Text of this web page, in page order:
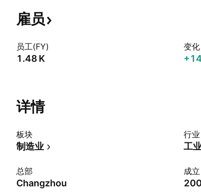
雇员
员工(FY)
‪1.48 K‬
变化
详情
板块
制造业
行业
工
总部
Changzhou
成立